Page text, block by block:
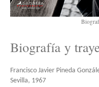
Biografía y
Francisco Javier Pineda
Sevilla, 1967